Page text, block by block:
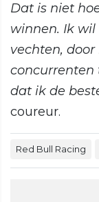
Dat is niet
winnen. Ik
vechten,
concurrenten
dat ik de
coureur.
Red Bull Racing